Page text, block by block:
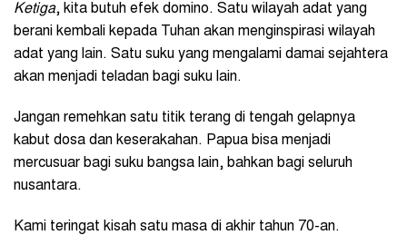
Ketiga, kita butuh efek domino. Satu wilayah adat yang
berani kembali kepada Tuhan akan menginspirasi wilayah
adat yang lain. Satu suku yang mengalami damai sejahtera
akan menjadi teladan bagi suku lain.
Jangan remehkan satu titik terang di tengah gelapnya
kabut dosa dan keserakahan. Papua bisa menjadi
mercusuar bagi suku bangsa lain, bahkan bagi seluruh
nusantara.
Kami teringat kisah satu masa di akhir tahun 70-an.